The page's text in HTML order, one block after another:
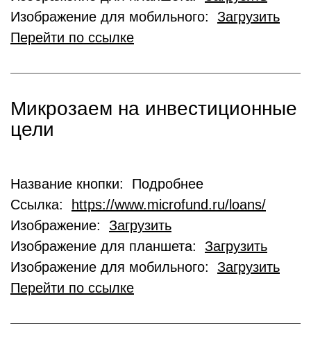
Изображение для мобильного: Загрузить
Перейти по ссылке
Микрозаем на инвестиционные
цели
Название кнопки: Подробнее
Ссылка:
https://www.microfund.ru/loans/
Изображение: Загрузить
Изображение для планшета: Загрузить
Изображение для мобильного: Загрузить
Перейти по ссылке